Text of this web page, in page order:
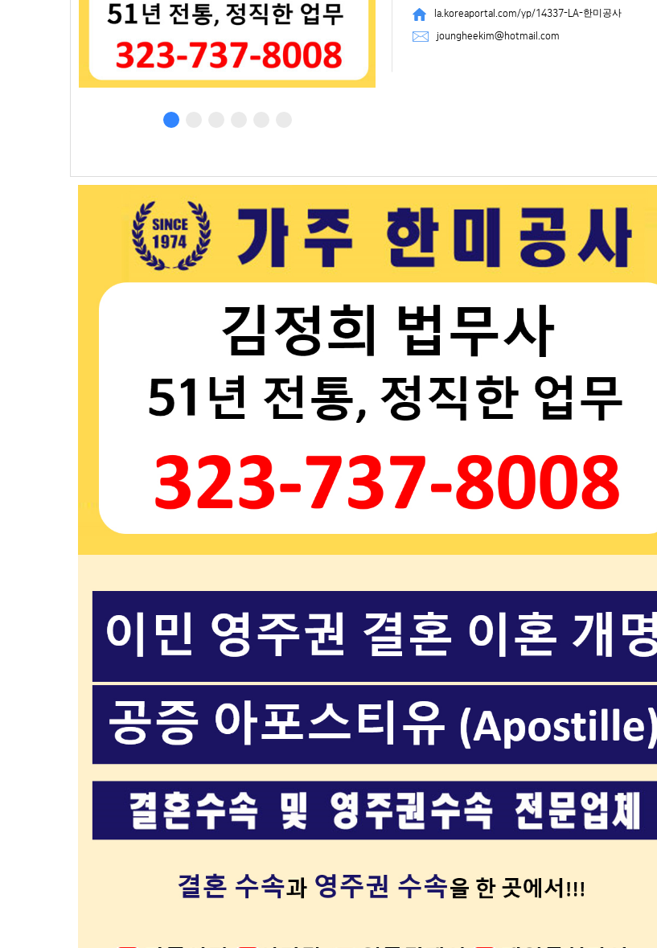
la.koreaportal.com/yp/14337-LA-한미공사
joungheekim@hotmail.com